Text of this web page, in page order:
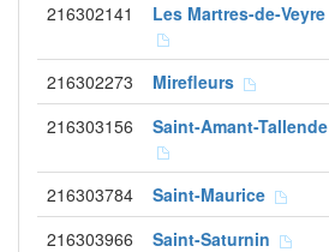
216302141 Les Martres-de-Veyre
216302273 Mirefleurs
216303156 Saint-Amant-Tallende
216303784 Saint-Maurice
216303966 Saint-Saturnin